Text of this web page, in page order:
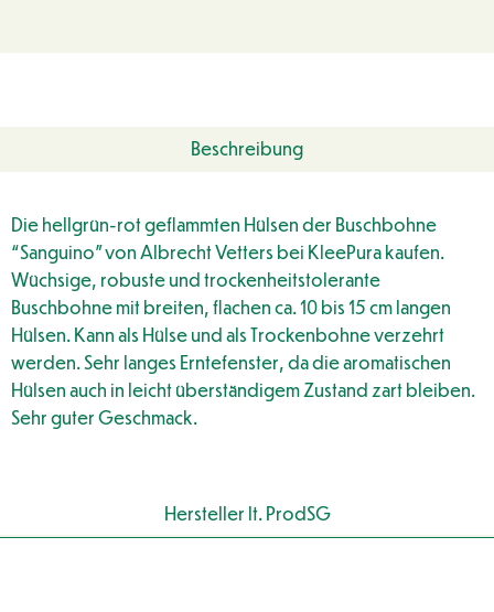
Beschreibung
Hersteller lt. ProdSG
Die hellgrün-rot geflammten Hülsen der Buschbohne
“Sanguino” von Albrecht Vetters bei KleePura kaufen.
Wüchsige, robuste und trockenheitstolerante
Buschbohne mit breiten, flachen ca. 10 bis 15 cm langen
Hülsen. Kann als Hülse und als Trockenbohne verzehrt
werden. Sehr langes Erntefenster, da die aromatischen
Hülsen auch in leicht überständigem Zustand zart bleiben.
Sehr guter Geschmack.